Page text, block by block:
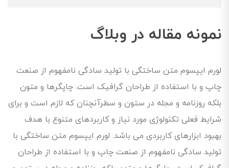
نمونه مقاله در وبلاگ
لورم ایپسوم متن ساختگی با تولید سادگی نامفهوم از صنعت
چاپ و با استفاده از طراحان گرافیک است. چاپگرها و متون
بلکه روزنامه و مجله در ستون و سطرآنچنان که لازم است و برای
شرایط فعلی تکنولوژی مورد نیاز و کاربردهای متنوع با هدف
بهبود ابزارهای کاربردی می باشد. لورم ایپسوم متن ساختگی با
تولید سادگی نامفهوم از صنعت چاپ و با استفاده از طراحان